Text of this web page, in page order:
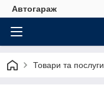
Автогараж
Товари та послуги